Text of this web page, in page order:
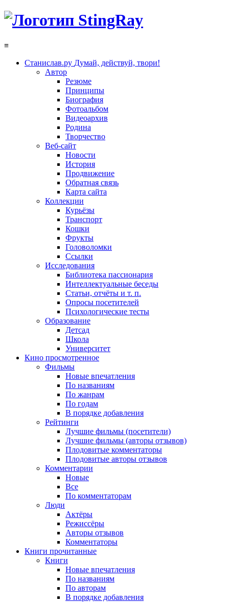
≡
Станислав.ру Думай, действуй, твори!
Автор
Резюме
Принципы
Биография
Фотоальбом
Видеоархив
Родина
Творчество
Веб-сайт
Новости
История
Продвижение
Обратная связь
Карта сайта
Коллекции
Курьёзы
Транспорт
Кошки
Фрукты
Головоломки
Ссылки
Исследования
Библиотека пассионария
Интеллектуальные беседы
Статьи, отчёты и т. п.
Опросы посетителей
Психологические тесты
Образование
Детсад
Школа
Университет
Кино просмотренное
Фильмы
Новые впечатления
По названиям
По жанрам
По годам
В порядке добавления
Рейтинги
Лучшие фильмы (посетители)
Лучшие фильмы (авторы отзывов)
Плодовитые комментаторы
Плодовитые авторы отзывов
Комментарии
Новые
Все
По комментаторам
Люди
Актёры
Режиссёры
Авторы отзывов
Комментаторы
Книги прочитанные
Книги
Новые впечатления
По названиям
По авторам
В порядке добавления